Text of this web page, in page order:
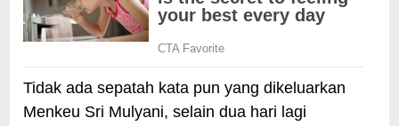
Tidak ada sepatah kata pun yang dikeluarkan
Menkeu Sri Mulyani, selain dua hari lagi